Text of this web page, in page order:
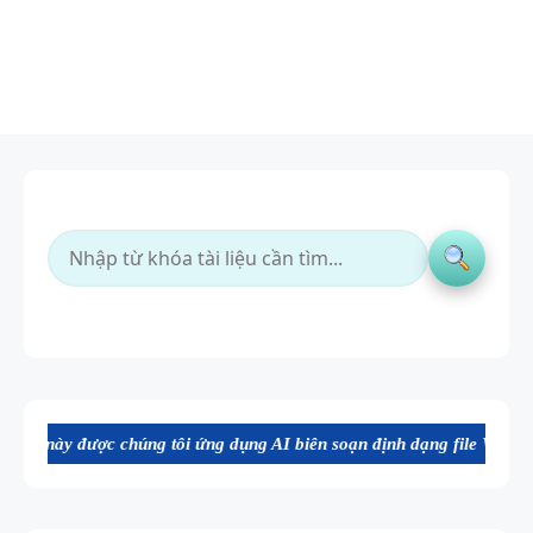
tôi ứng dụng AI biên soạn định dạng file Word chất lượng